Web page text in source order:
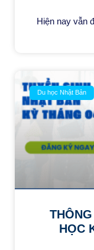
Hiện nay vẫn
Du học Nhật Bản
HỌC